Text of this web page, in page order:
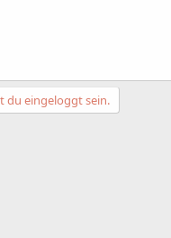
du eingeloggt sein.